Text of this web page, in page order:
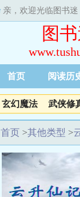
亲，欢迎光临图书迷
图
首页 阅读历
玄幻魔法 武侠修
首页 >其他类型 >